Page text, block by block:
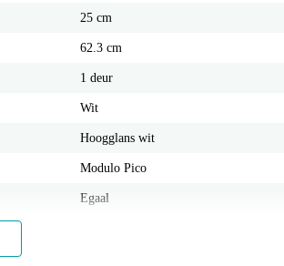
25 cm
62.3 cm
1 deur
Wit
Hoogglans wit
Modulo Pico
Egaal